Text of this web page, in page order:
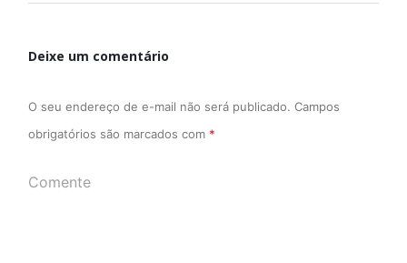
Deixe um comentário
O seu endereço de e-mail não será publicado. Campos
obrigatórios são marcados com *